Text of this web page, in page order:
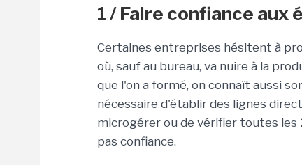
1 / Faire confiance aux
Certaines entreprises hésitent à
où, sauf au bureau, va nuire à la
que l'on a formé, on connaît aussi
nécessaire d'établir des lignes
microgérer ou de vérifier toutes les
pas confiance.